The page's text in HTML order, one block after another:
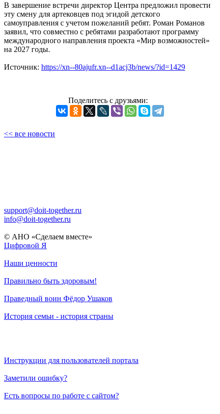
В завершение встречи директор Центра предложил провести
эту смену для артековцев под эгидой детского
самоуправления с учетом пожеланий ребят. Роман Романов
заявил, что совместно с ребятами разработают программу
международного направления проекта «Мир возможностей»
на 2027 годы.
Источник: https://xn--80ajufr.xn--d1acj3b/news/?id=1429
Поделитесь с друзьями:
<< все новости
support@doit-together.ru
info@doit-together.ru
© АНО «Сделаем вместе»
Цифровой Я
Наши ценности
Правильно быть здоровым!
Праведный воин Фёдор Ушаков
История семьи - история страны
Инструкции для пользователей портала
Заметили ошибку?
Есть вопросы по работе с сайтом?